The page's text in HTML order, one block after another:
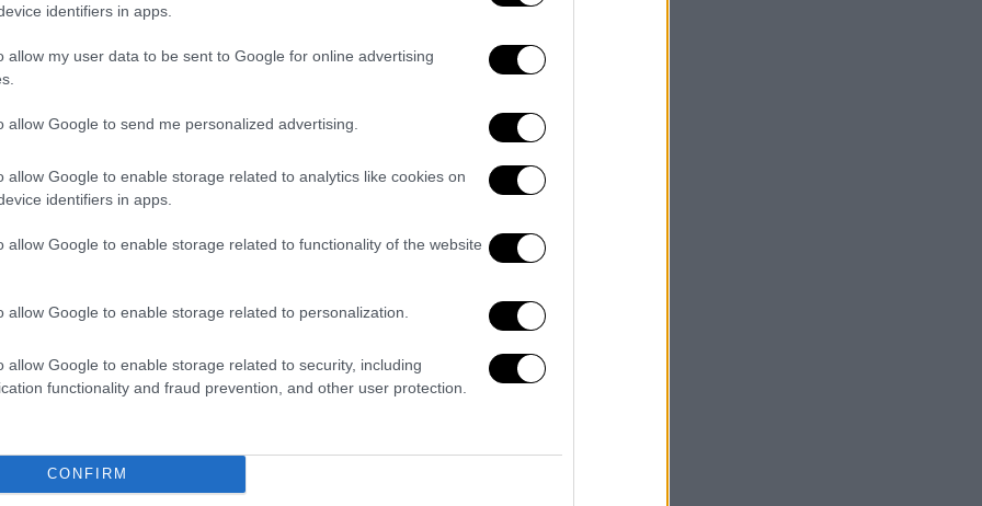
identifiers in apps.
allow my user data to be sent to Google for online advertising
allow Google to send me personalized advertising.
allow Google to enable storage related to analytics like cookies on
identifiers in apps.
allow Google to enable storage related to functionality of the website
allow Google to enable storage related to personalization.
allow Google to enable storage related to security, including
functionality and fraud prevention, and other user protection.
CONFIRM
πρώτη της επιλογή, στο
πανεπιστήμιο τουΠειραιά.
βγήκαν τα αποτελέσματα ένιωσα μια
τέλειωσαν και τώρα πάμε σε ένα
έτους για να ξέρω τι θα με
από αυτή τη σχολή».
του 2024 ολοκληρώθηκε, με την
τη σκυτάλη με την έναρξη του νέου